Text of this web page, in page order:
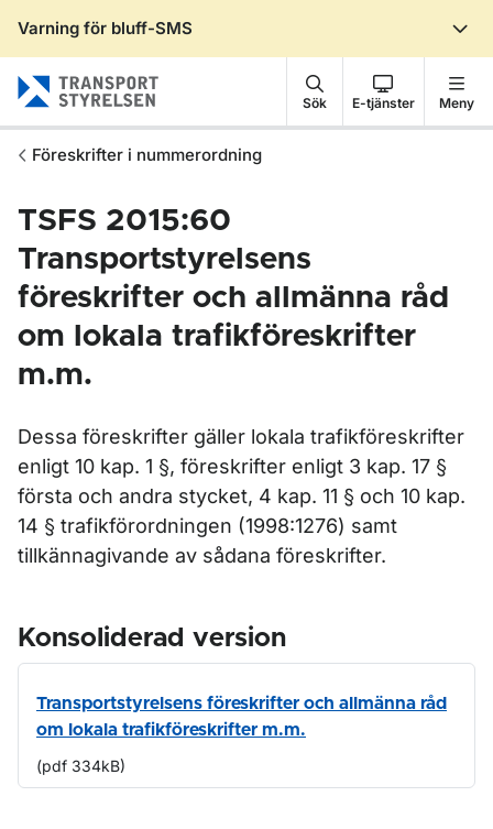
Varning för bluff-SMS
Sök E-tjänster Meny
Föreskrifter i nummerordning
TSFS 2015:60
Transportstyrelsens
föreskrifter och allmänna råd
om lokala trafikföreskrifter
m.m.
Dessa föreskrifter gäller lokala trafikföreskrifter
enligt 10 kap. 1 §, föreskrifter enligt 3 kap. 17 §
första och andra stycket, 4 kap. 11 § och 10 kap.
14 § trafikförordningen (1998:1276) samt
tillkännagivande av sådana föreskrifter.
Konsoliderad version
Transportstyrelsens föreskrifter och allmänna råd
om lokala trafikföreskrifter m.m.
(pdf 334kB)